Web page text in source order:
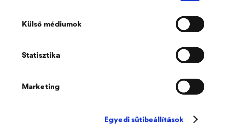
Külső médiumok
Statisztika
Marketing
Egyedi sütibeállítások
DELTA